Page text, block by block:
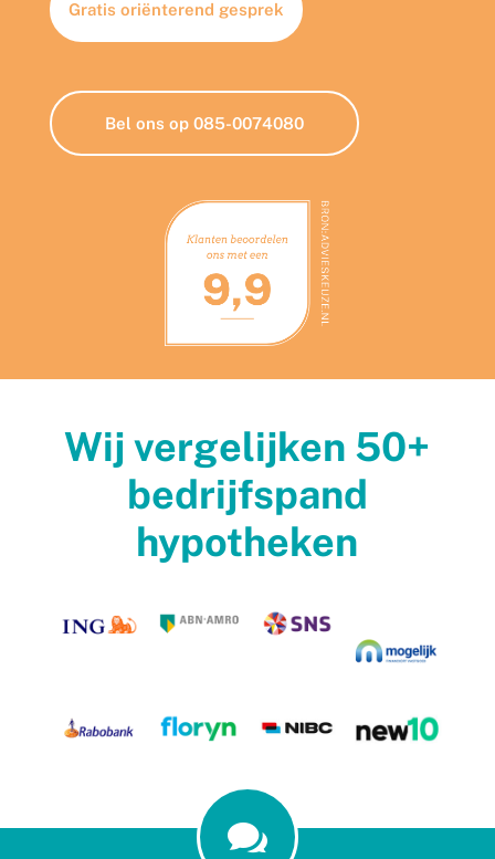
Gratis oriënterend gesprek
Bel ons op 085-0074080
Wij vergelijken 50+
bedrijfspand
hypotheken
